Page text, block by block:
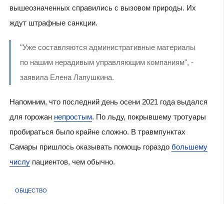
вышеозначенных справились с вызовом природы. Их
ждут штрафные санкции.
"Уже составляются административные материалы
по нашим нерадивым управляющим компаниям", -
заявила Елена Лапушкина.
Напомним, что последний день осени 2021 года выдался
для горожан непростым. По льду, покрывшему тротуары
пробираться было крайне сложно. В травмпунктах
Самары пришлось оказывать помощь гораздо большему
числупациентов, чем обычно.
ОБЩЕСТВО